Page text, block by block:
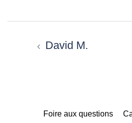
d’articleDavid M.
Foire aux questions